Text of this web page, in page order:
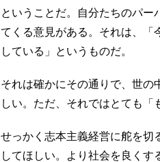
ということだ。自分たちのパー
てくる意見がある。それは、「
している」というものだ。
それは確かにその通りで、世の
しい。ただ、それではとても「
せっかく志本主義経営に舵を切
してほしい。より社会を良く